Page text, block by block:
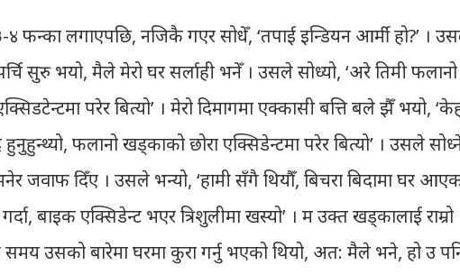
४ फन्का लगाएपछि, नजिकै गएर सोधेँ, ‘तपाई इन्डियन आर्मी हो?’ ।
सुरु भयो, मैले मेरो घर सर्लाही भनेँ । उसले सोध्यो, ‘अरे तिमी फलानो
परेर बित्यो’ । मेरो दिमागमा एक्कासी बत्ति बले झैँ भयो,
फलानो खड्काको छोरा एक्सिडेन्टमा परेर बित्यो’ । उसले
जवाफ दिँए । उसले भन्यो, ‘हामी सँगै थियौँ, बिचरा बिदामा घर
बाइक एक्सिडेन्ट भएर त्रिशुलीमा खस्यो’ । म उक्त खड्कालाई राम्रो
उसको बारेमा घरमा कुरा गर्नु भएको थियो, अत: मैले भने, हो उ